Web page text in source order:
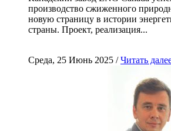
производство сжиженного
новую страницу в истории
страны. Проект, реализация...
Среда, 25 Июнь 2025 /Читать